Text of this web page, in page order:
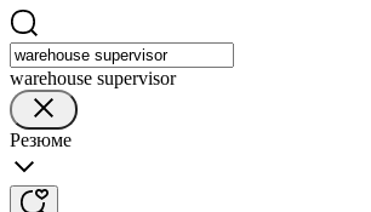
warehouse supervisor
Резюме